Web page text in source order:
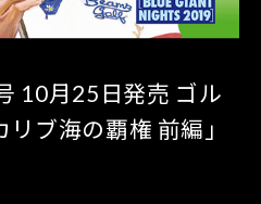
10月25日発売 ゴル
ブ海の覇権 前編」